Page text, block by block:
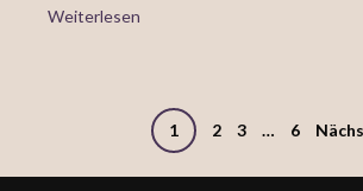
Weiterlesen
Beitrags-
Navigation
1 2 3 … 6